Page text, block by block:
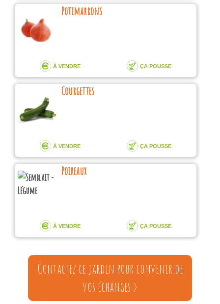
Potimarrons
À VENDRE ÇA POUSSE
Courgettes
À VENDRE ÇA POUSSE
Poireaux
À VENDRE ÇA POUSSE
Contactez ce jardin pour convenir de
vos échanges >